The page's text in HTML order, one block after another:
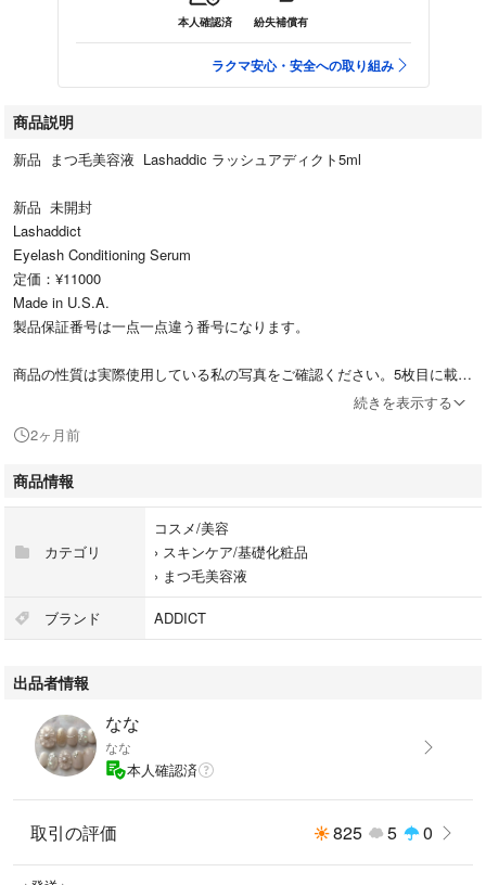
本人確認済 紛失補償有
ラクマ安心・安全への取り組み
商品説明
新品 まつ毛美容液 Lashaddic ラッシュアディクト5ml
新品 未開封
Lashaddict
Eyelash Conditioning Serum
定価：¥11000
Made in U.S.A.
製品保証番号は一点一点違う番号になります。
商品の性質は実際使用している私の写真をご確認ください。5枚目に載せ
リニューアル前の商品のためお安く出品
USAより購入した海外仕様の正規品です
外箱に若干のダメージ等がある場合がございます
使用方法
1日1回ご使用ください。
まつげに直接、薄くラインを引くように塗ってください。
箱に傷、スレがある場合がございます。
まとめ割、セット割あります！
続きを表示する
2ヶ月前
商品情報
カテゴリ
コスメ/美容
› スキンケア/基礎化粧品
› まつ毛美容液
ブランド ADDICT
出品者情報
なな
なな
本人確認済
取引の評価 825 5 0